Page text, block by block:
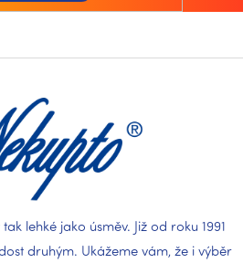
lehké jako úsměv. Již od roku 1991
druhým. Ukážeme vám, že i výběr